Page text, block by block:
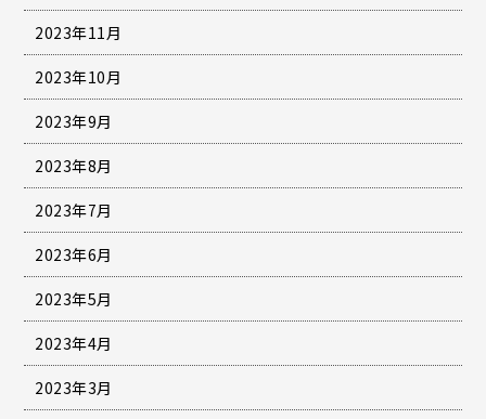
2023年11月
2023年10月
2023年9月
2023年8月
2023年7月
2023年6月
2023年5月
2023年4月
2023年3月